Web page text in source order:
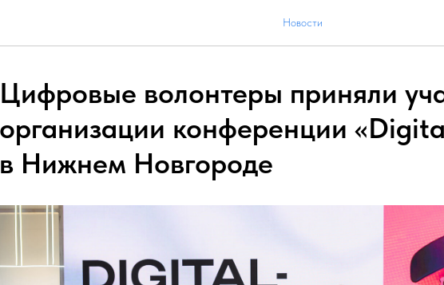
Новости
Цифровые волонтеры приняли
организации конференции
в Нижнем Новгороде